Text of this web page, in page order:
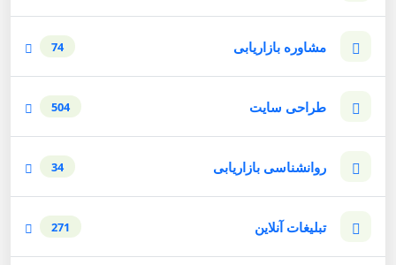
مشاوره بازاریابی 74
طراحی سایت 504
روانشناسی بازاریابی 34
تبلیغات آنلاین 271